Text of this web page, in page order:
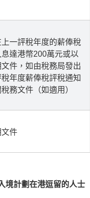
一評稅年度的薪俸稅
達港幣200萬元或以
文件，如由稅務局發出
年度薪俸稅評稅通知
務文件（如適用）
件
境計劃在港逗留的人士